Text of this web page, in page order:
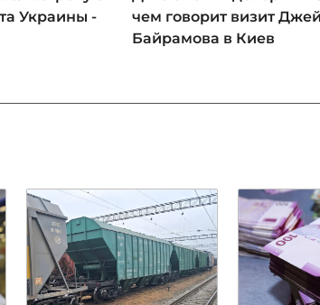
Украины -
чем говорит визит
Байрамова в Киев